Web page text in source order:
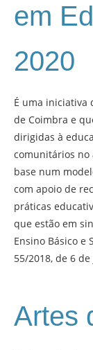
Contactos
em
2020
É uma iniciativa
de Coimbra e
dirigidas à
comunitários no
base num
com apoio de
práticas
que estão em
Ensino Básico e
55/2018, de 6
Artes